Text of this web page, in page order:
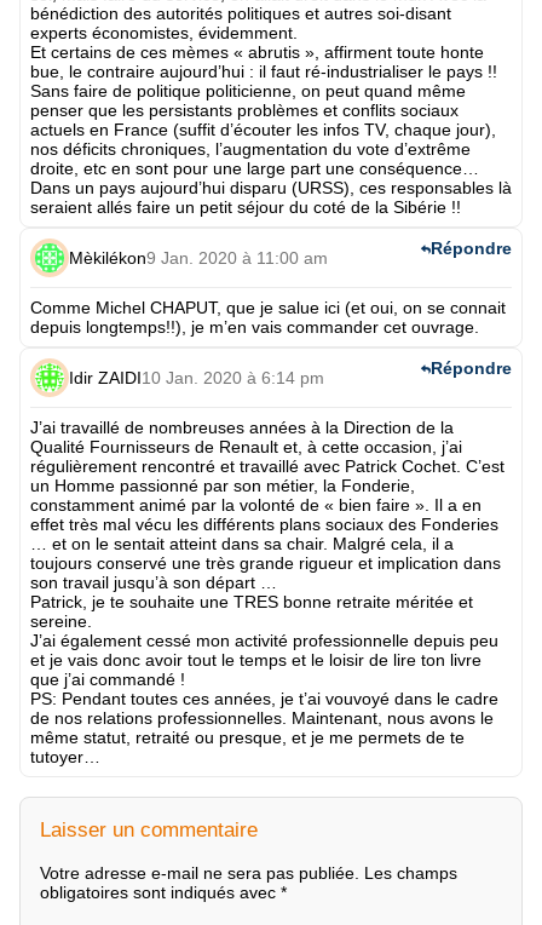
bénédiction des autorités politiques et autres soi-disant
experts économistes, évidemment.
Et certains de ces mèmes « abrutis », affirment toute honte
bue, le contraire aujourd’hui : il faut ré-industrialiser le pays !!
Sans faire de politique politicienne, on peut quand même
penser que les persistants problèmes et conflits sociaux
actuels en France (suffit d’écouter les infos TV, chaque jour),
nos déficits chroniques, l’augmentation du vote d’extrême
droite, etc en sont pour une large part une conséquence…
Dans un pays aujourd’hui disparu (URSS), ces responsables là
seraient allés faire un petit séjour du coté de la Sibérie !!
Mèkilékon9 Jan. 2020 à 11:00 am
Comme Michel CHAPUT, que je salue ici (et oui, on se connait
depuis longtemps!!), je m’en vais commander cet ouvrage.
Répondre
Idir ZAIDI10 Jan. 2020 à 6:14 pm
J’ai travaillé de nombreuses années à la Direction de la
Qualité Fournisseurs de Renault et, à cette occasion, j’ai
régulièrement rencontré et travaillé avec Patrick Cochet. C’est
un Homme passionné par son métier, la Fonderie,
constamment animé par la volonté de « bien faire ». Il a en
effet très mal vécu les différents plans sociaux des Fonderies
… et on le sentait atteint dans sa chair. Malgré cela, il a
toujours conservé une très grande rigueur et implication dans
son travail jusqu’à son départ …
Patrick, je te souhaite une TRES bonne retraite méritée et
sereine.
J’ai également cessé mon activité professionnelle depuis peu
et je vais donc avoir tout le temps et le loisir de lire ton livre
que j’ai commandé !
PS: Pendant toutes ces années, je t’ai vouvoyé dans le cadre
de nos relations professionnelles. Maintenant, nous avons le
même statut, retraité ou presque, et je me permets de te
tutoyer…
Répondre
Laisser un commentaire
Votre adresse e-mail ne sera pas publiée. Les champs
obligatoires sont indiqués avec *